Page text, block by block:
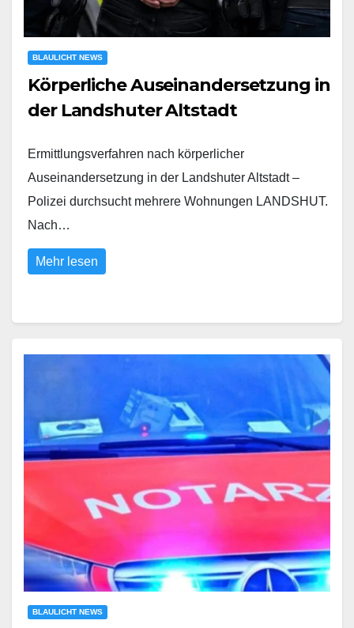
BLAULICHT NEWS
Körperliche Auseinandersetzung in
der Landshuter Altstadt
Ermittlungsverfahren nach körperlicher
Auseinandersetzung in der Landshuter Altstadt –
Polizei durchsucht mehrere Wohnungen LANDSHUT.
Nach…
Mehr lesen
BLAULICHT NEWS